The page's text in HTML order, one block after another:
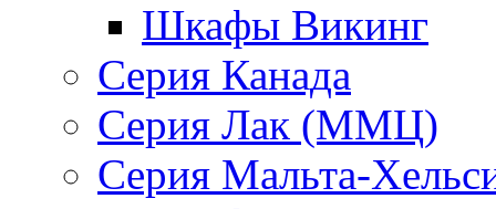
Шкафы Викинг
Серия Канада
Серия Лак (ММЦ)
Серия Мальта-